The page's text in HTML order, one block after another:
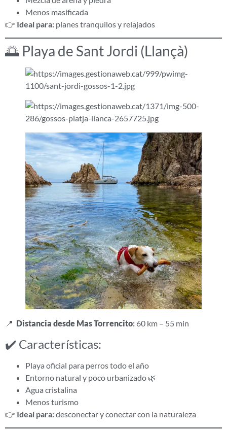
Menos masificada
👉 Ideal para: planes tranquilos y relajados
🌅 Playa de Sant Jordi (Llançà)
📍 Distancia desde Mas Torrencito: 60 km – 55 min
✔️ Características:
Playa oficial para perros todo el año
Entorno natural y poco urbanizado 🌿
Agua cristalina
Menos turismo
👉 Ideal para:desconectar y conectar con la naturaleza